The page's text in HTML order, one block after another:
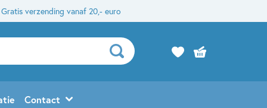
Gratis verzending vanaf 20,- euro
Contact